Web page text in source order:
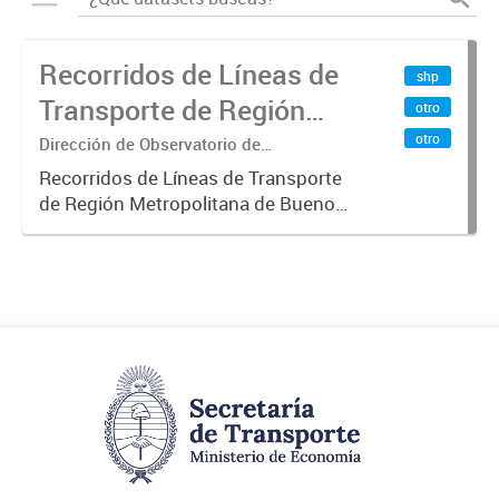
Recorridos de Líneas de
Transporte de Región
Metropolitana de
Buenos Aires (RMBA)
Dirección de Observatorio de
Transporte, Estudio y Sistemas
Recorridos de Líneas de Transporte
de Región Metropolitana de Buenos
Aires (RMBA).-
shp
otro
otro